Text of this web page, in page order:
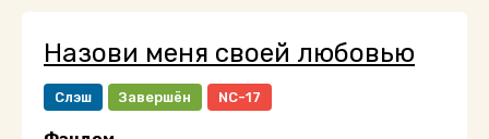
Назови меня своей любовью
Слэш Завершён NC-17